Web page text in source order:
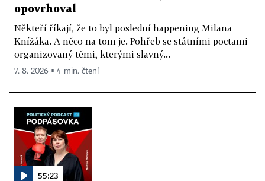
opovrhoval
Někteří říkají, že to byl poslední happening Milana
Knížáka. A něco na tom je. Pohřeb se státními poctami
organizovaný těmi, kterými slavný...
7. 8. 2026 ▪ 4 min. čtení
55:23